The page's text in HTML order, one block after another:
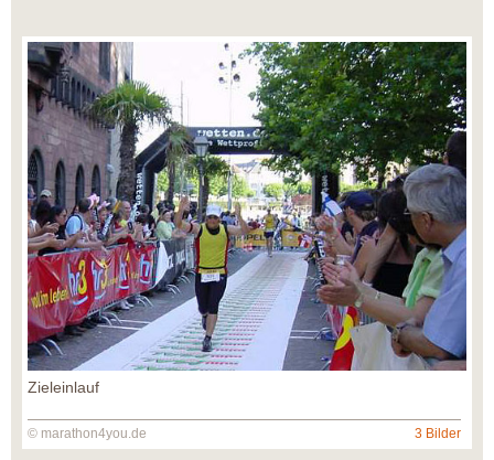
Zieleinlauf
© marathon4you.de 3 Bilder